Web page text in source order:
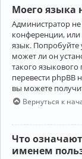
Моего языка
Администратор
конференции, или
язык. Попробуйте
может ли он
такого языкового
перевести
вы можете
Вернуться к
Что
именем